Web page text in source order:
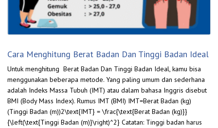
Cara Menghitung Berat Badan Dan Tinggi Badan Ideal
Untuk menghitung Berat Badan Dan Tinggi Badan Ideal, kamu bisa
menggunakan beberapa metode. Yang paling umum dan sederhana
adalah Indeks Massa Tubuh (IMT) atau dalam bahasa Inggris disebut
BMI (Body Mass Index). Rumus IMT (BMI) IMT=Berat Badan (kg)
(Tinggi Badan (m))2\text{IMT} = \frac{\text{Berat Badan (kg)}}
{\left(\text{Tinggi Badan (m)}\right)^2} Catatan: Tinggi badan harus